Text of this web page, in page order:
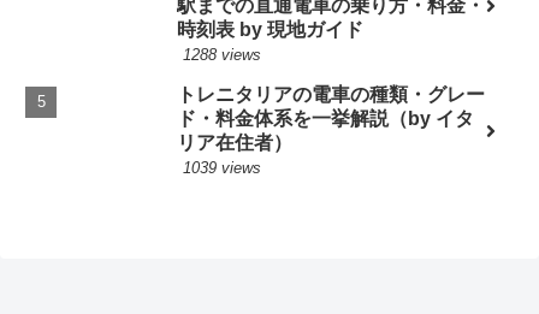
駅までの直通電車の乗り方・料金・
時刻表 by 現地ガイド
1288 views
トレニタリアの電車の種類・グレー
ド・料金体系を一挙解説（by イタ
リア在住者）
1039 views